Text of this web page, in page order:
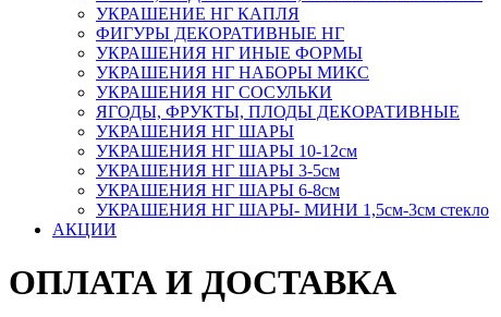
УКРАШЕНИЕ НГ КАПЛЯ
ФИГУРЫ ДЕКОРАТИВНЫЕ НГ
УКРАШЕНИЯ НГ ИНЫЕ ФОРМЫ
УКРАШЕНИЯ НГ НАБОРЫ МИКС
УКРАШЕНИЯ НГ СОСУЛЬКИ
ЯГОДЫ, ФРУКТЫ, ПЛОДЫ ДЕКОРАТИВНЫЕ
УКРАШЕНИЯ НГ ШАРЫ
УКРАШЕНИЯ НГ ШАРЫ 10-12см
УКРАШЕНИЯ НГ ШАРЫ 3-5см
УКРАШЕНИЯ НГ ШАРЫ 6-8см
УКРАШЕНИЯ НГ ШАРЫ- МИНИ 1,5см-3см стекло
АКЦИИ
ОПЛАТА И ДОСТАВКА